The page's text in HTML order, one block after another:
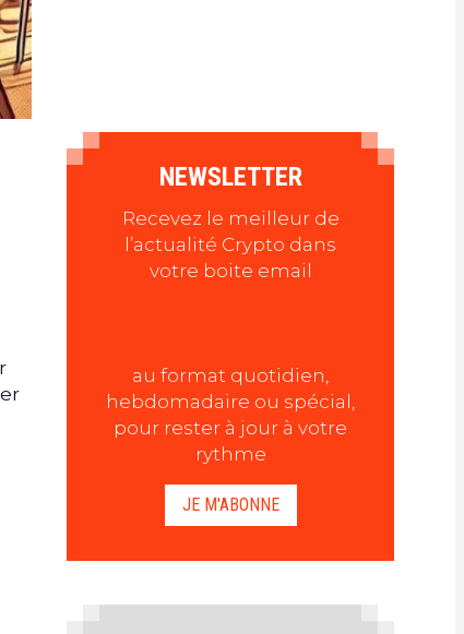
NEWSLETTER
Recevez le meilleur de
l’actualité Crypto dans
votre boite email
au format quotidien,
hebdomadaire ou spécial,
pour rester à jour à votre
rythme
JE M'ABONNE